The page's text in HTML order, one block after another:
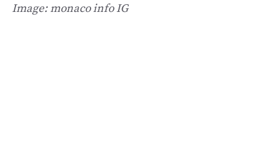
Image: monaco info IG